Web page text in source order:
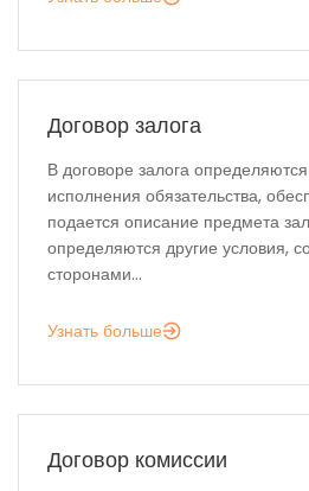
Договор залога
В договоре залога
исполнения обязательства,
подается описание предмета
определяются другие условия,
сторонами...
Узнать больше
Договор комиссии